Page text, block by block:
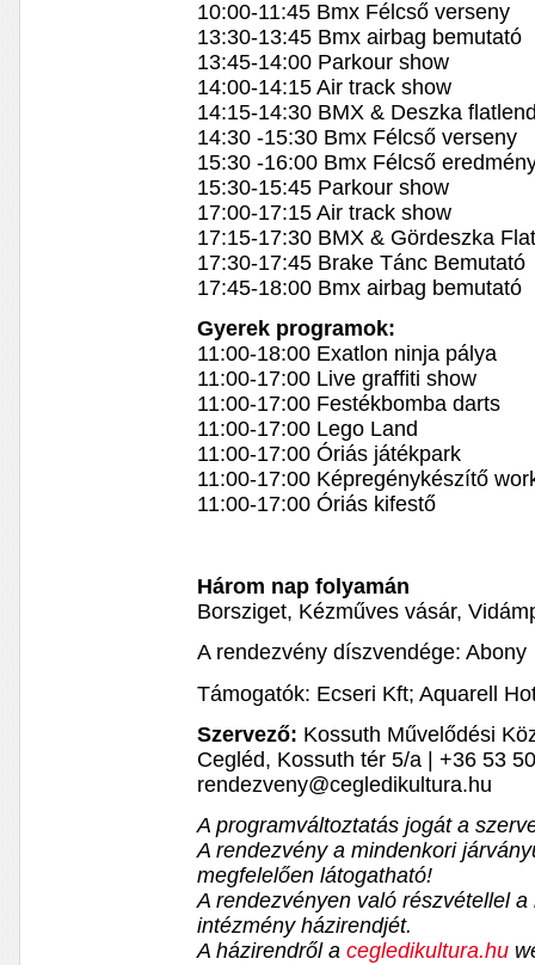
10:00-11:45 Bmx Félcső verseny
13:30-13:45 Bmx airbag bemutató
13:45-14:00 Parkour show
14:00-14:15 Air track show
14:15-14:30 BMX & Deszka
14:30 -15:30 Bmx Félcső verseny
15:30 -16:00 Bmx Félcső
15:30-15:45 Parkour show
17:00-17:15 Air track show
17:15-17:30 BMX & Gördeszka
17:30-17:45 Brake Tánc Bemutató
17:45-18:00 Bmx airbag bemutató
Gyerek programok:
11:00-18:00 Exatlon ninja pálya
11:00-17:00 Live graffiti show
11:00-17:00 Festékbomba darts
11:00-17:00 Lego Land
11:00-17:00 Óriás játékpark
11:00-17:00 Képregénykészítő
11:00-17:00 Óriás kifestő
Három nap folyamán
Borsziget, Kézműves vásár,
A rendezvény díszvendége: Abony
Támogatók: Ecseri Kft; Aquarell
Szervező: Kossuth Művelődési
Cegléd, Kossuth tér 5/a | +36 53
rendezveny@cegledikultura.hu
A programváltoztatás jogát a
A rendezvény a mindenkori
megfelelően látogatható!
A rendezvényen való részvétellel
intézmény házirendjét.
A házirendről acegledikultura.hu